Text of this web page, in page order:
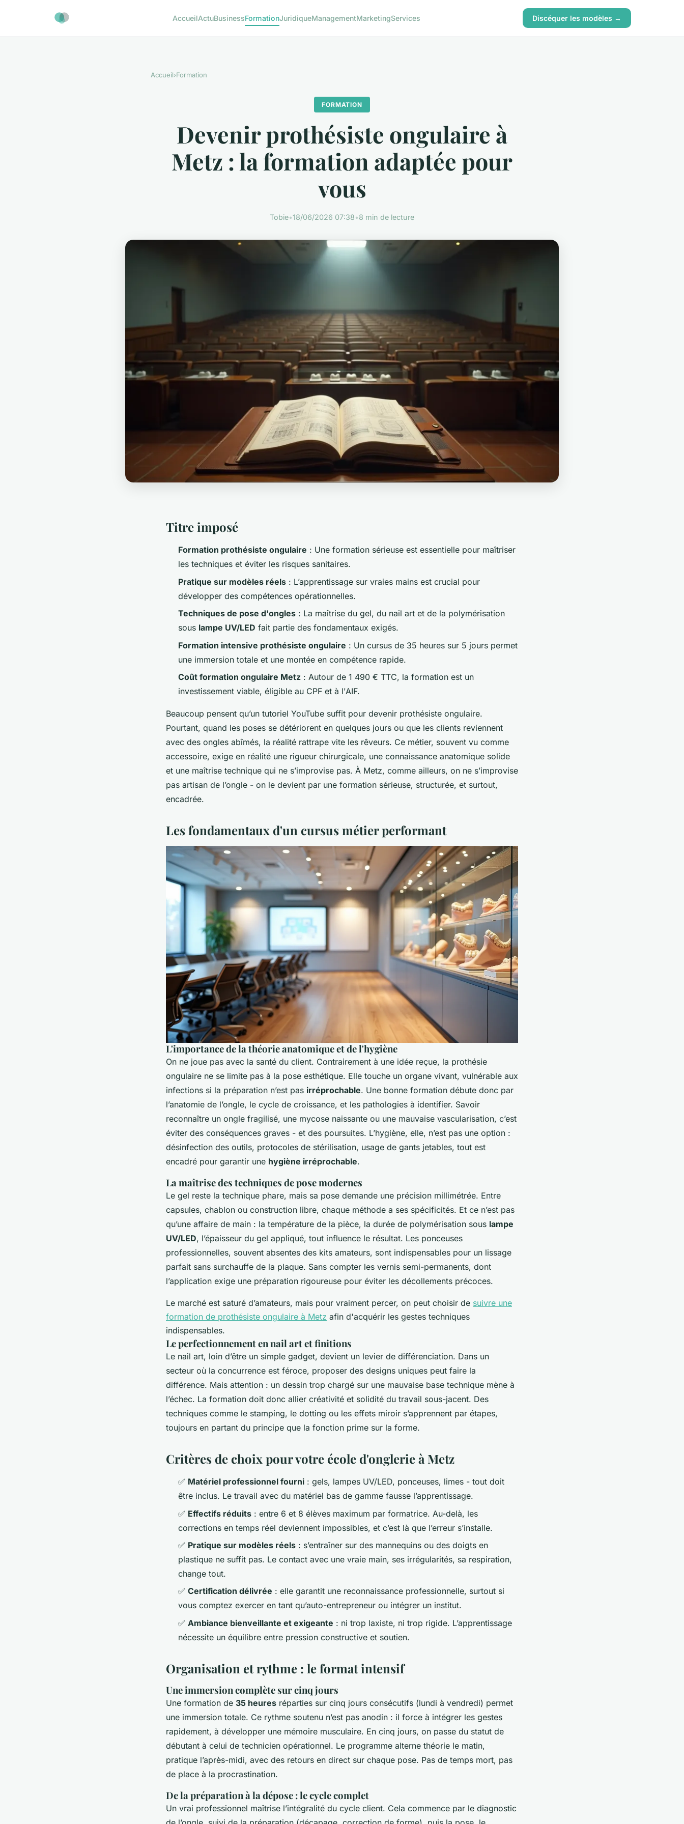
AccueilActuBusinessFormationJuridiqueManagementMarketingServices Discéquer les modèles →
Accueil›Formation
FORMATION
Devenir prothésiste ongulaire à
Metz : la formation adaptée pour
vous
Tobie•18/06/2026 07:38•8 min de lecture
Titre imposé
Formation prothésiste ongulaire : Une formation sérieuse est essentielle pour maîtriser
les techniques et éviter les risques sanitaires.
Pratique sur modèles réels : L’apprentissage sur vraies mains est crucial pour
développer des compétences opérationnelles.
Techniques de pose d'ongles : La maîtrise du gel, du nail art et de la polymérisation
sous lampe UV/LED fait partie des fondamentaux exigés.
Formation intensive prothésiste ongulaire : Un cursus de 35 heures sur 5 jours permet
une immersion totale et une montée en compétence rapide.
Coût formation ongulaire Metz : Autour de 1 490 € TTC, la formation est un
investissement viable, éligible au CPF et à l'AIF.
Beaucoup pensent qu’un tutoriel YouTube suffit pour devenir prothésiste ongulaire.
Pourtant, quand les poses se détériorent en quelques jours ou que les clients reviennent
avec des ongles abîmés, la réalité rattrape vite les rêveurs. Ce métier, souvent vu comme
accessoire, exige en réalité une rigueur chirurgicale, une connaissance anatomique solide
et une maîtrise technique qui ne s’improvise pas. À Metz, comme ailleurs, on ne s’improvise
pas artisan de l’ongle - on le devient par une formation sérieuse, structurée, et surtout,
encadrée.
Les fondamentaux d'un cursus métier performant
L'importance de la théorie anatomique et de l'hygiène
On ne joue pas avec la santé du client. Contrairement à une idée reçue, la prothésie
ongulaire ne se limite pas à la pose esthétique. Elle touche un organe vivant, vulnérable aux
infections si la préparation n’est pas irréprochable. Une bonne formation débute donc par
l’anatomie de l’ongle, le cycle de croissance, et les pathologies à identifier. Savoir
reconnaître un ongle fragilisé, une mycose naissante ou une mauvaise vascularisation, c’est
éviter des conséquences graves - et des poursuites. L’hygiène, elle, n’est pas une option :
désinfection des outils, protocoles de stérilisation, usage de gants jetables, tout est
encadré pour garantir une hygiène irréprochable.
La maîtrise des techniques de pose modernes
Le gel reste la technique phare, mais sa pose demande une précision millimétrée. Entre
capsules, chablon ou construction libre, chaque méthode a ses spécificités. Et ce n’est pas
qu’une affaire de main : la température de la pièce, la durée de polymérisation sous lampe
UV/LED, l’épaisseur du gel appliqué, tout influence le résultat. Les ponceuses
professionnelles, souvent absentes des kits amateurs, sont indispensables pour un lissage
parfait sans surchauffe de la plaque. Sans compter les vernis semi-permanents, dont
l’application exige une préparation rigoureuse pour éviter les décollements précoces.
Le marché est saturé d’amateurs, mais pour vraiment percer, on peut choisir de suivre une
formation de prothésiste ongulaire à Metz afin d'acquérir les gestes techniques
indispensables.
Le perfectionnement en nail art et finitions
Le nail art, loin d’être un simple gadget, devient un levier de différenciation. Dans un
secteur où la concurrence est féroce, proposer des designs uniques peut faire la
différence. Mais attention : un dessin trop chargé sur une mauvaise base technique mène à
l’échec. La formation doit donc allier créativité et solidité du travail sous-jacent. Des
techniques comme le stamping, le dotting ou les effets miroir s’apprennent par étapes,
toujours en partant du principe que la fonction prime sur la forme.
Critères de choix pour votre école d'onglerie à Metz
✅ Matériel professionnel fourni : gels, lampes UV/LED, ponceuses, limes - tout doit
être inclus. Le travail avec du matériel bas de gamme fausse l’apprentissage.
✅ Effectifs réduits : entre 6 et 8 élèves maximum par formatrice. Au-delà, les
corrections en temps réel deviennent impossibles, et c’est là que l’erreur s’installe.
✅ Pratique sur modèles réels : s’entraîner sur des mannequins ou des doigts en
plastique ne suffit pas. Le contact avec une vraie main, ses irrégularités, sa respiration,
change tout.
✅ Certification délivrée : elle garantit une reconnaissance professionnelle, surtout si
vous comptez exercer en tant qu’auto-entrepreneur ou intégrer un institut.
✅ Ambiance bienveillante et exigeante : ni trop laxiste, ni trop rigide. L’apprentissage
nécessite un équilibre entre pression constructive et soutien.
Organisation et rythme : le format intensif
Une immersion complète sur cinq jours
Une formation de 35 heures réparties sur cinq jours consécutifs (lundi à vendredi) permet
une immersion totale. Ce rythme soutenu n’est pas anodin : il force à intégrer les gestes
rapidement, à développer une mémoire musculaire. En cinq jours, on passe du statut de
débutant à celui de technicien opérationnel. Le programme alterne théorie le matin,
pratique l’après-midi, avec des retours en direct sur chaque pose. Pas de temps mort, pas
de place à la procrastination.
De la préparation à la dépose : le cycle complet
Un vrai professionnel maîtrise l’intégralité du cycle client. Cela commence par le diagnostic